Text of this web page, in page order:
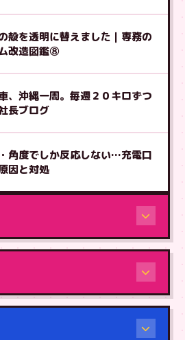
殻を透明に替えました｜専務の
改造図鑑⑧
、沖縄一周。毎週２０キロずつ
長ブログ
角度でしか反応しない…充電口
因と対処